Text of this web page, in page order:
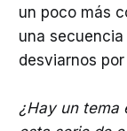
un poco más
una
desviarnos
¿Hay un tema